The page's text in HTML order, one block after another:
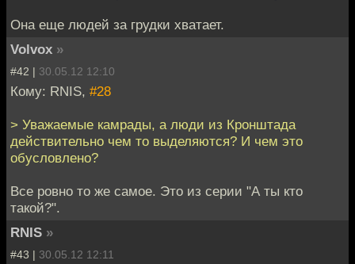
Она еще людей за грудки хватает.
Volvox »
#42 | 30.05.12 12:10
Кому: RNIS, #28
> Уважаемые камрады, а люди из Кронштада
действительно чем то выделяются? И чем это
обусловлено?
Все ровно то же самое. Это из серии "А ты кто
такой?".
RNIS »
#43 | 30.05.12 12:11